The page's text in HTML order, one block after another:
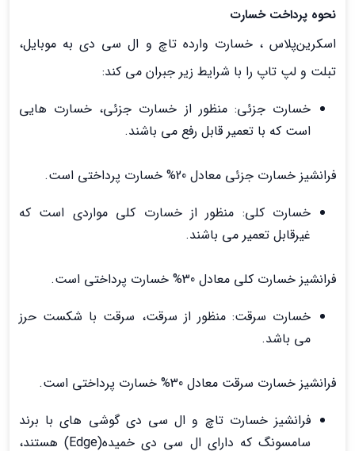
نحوه ﭘﺮداﺧﺖ ﺧﺴﺎرت
اﺳﮑﺮﯾﻦﭘﻼس ، خسارت وارده تاچ و ال سی دی به موبایل،
تبلت و لپ تاپ را با شرایط زیر جبران می کند:
خسارت جزئی: منظور از خسارت جزئی، خسارت هایی
است که با تعمیر قابل رفع می باشند.
فرانشیز خسارت جزئی معادل 20% خسارت پرداختی است.
خسارت کلی: منظور از خسارت کلی مواردی است که
غیرقابل تعمیر می باشند.
فرانشیز خسارت کلی معادل 30% خسارت پرداختی است.
خسارت سرقت: منظور از سرقت، سرقت با شکست حرز
می باشد.
فرانشیز خسارت سرقت معادل 30% خسارت پرداختی است.
فرانشیز خسارت تاچ و ال سی دی گوشی های با برند
سامسونگ که دارای ال سی دی خمیده(Edge) هستند،